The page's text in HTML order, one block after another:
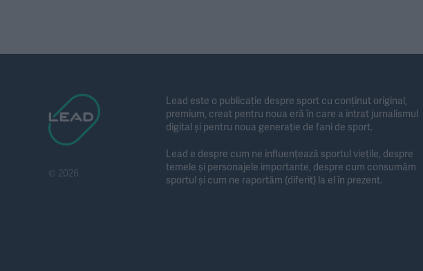
© 2026
Lead este o publicație despre sport cu conținut original,
premium, creat pentru noua eră în care a intrat jurnalismul
digital și pentru noua generație de fani de sport.
Lead e despre cum ne influențează sportul viețile, despre
temele și personajele importante, despre cum consumăm
sportul și cum ne raportăm (diferit) la el în prezent.